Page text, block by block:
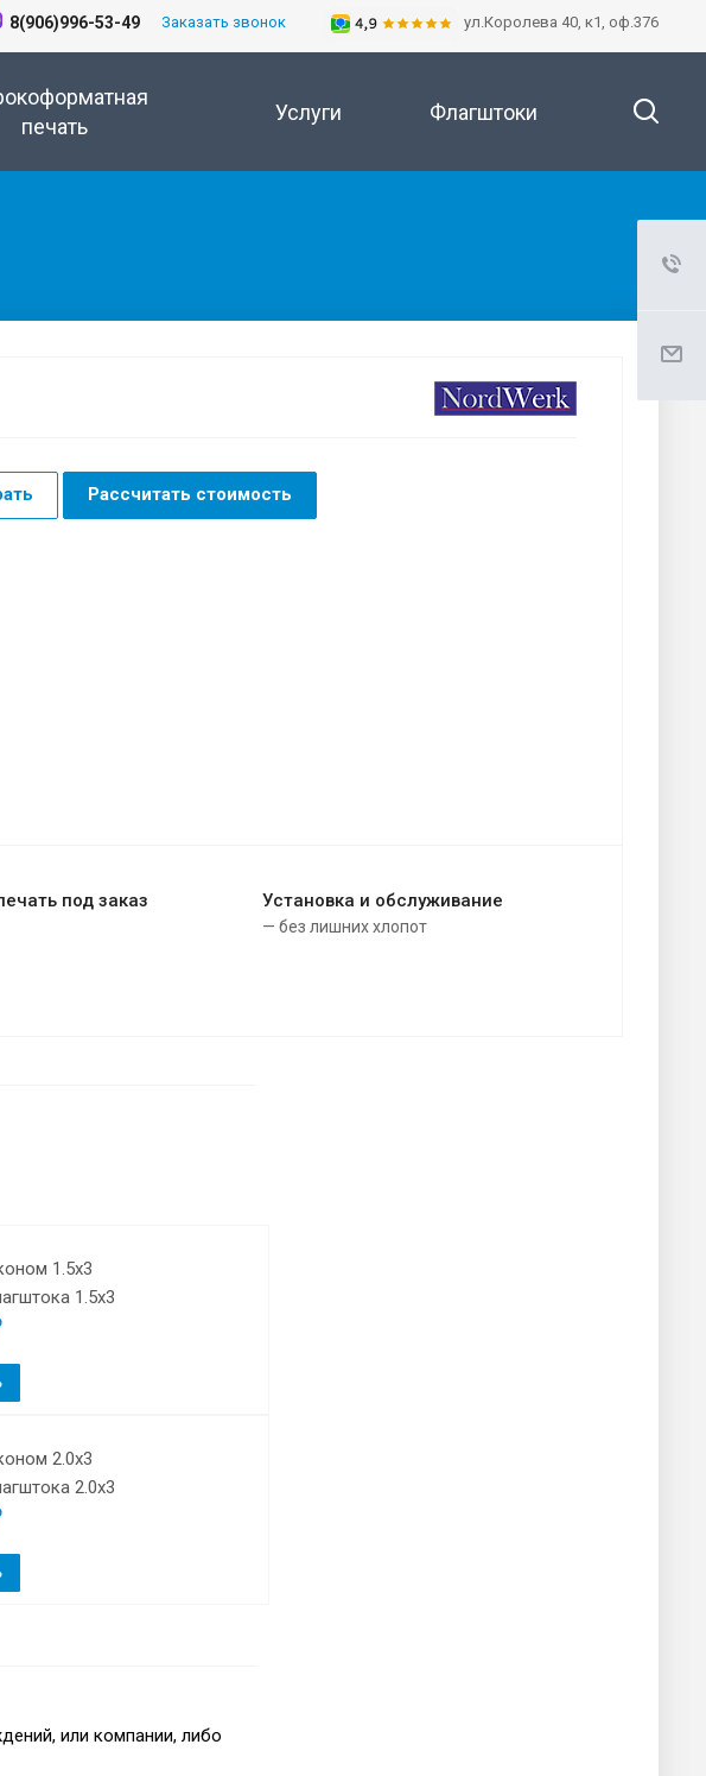
ул.Королева 40, к1, оф.376
8(906)996-53-49 Заказать звонок
печать
Услуги Флагштоки
Рассчитать стоимость
под заказ Установка и обслуживание
— без лишних хлопот
1.5х3
1.5х3
2.0х3
2.0х3
или компании, либо